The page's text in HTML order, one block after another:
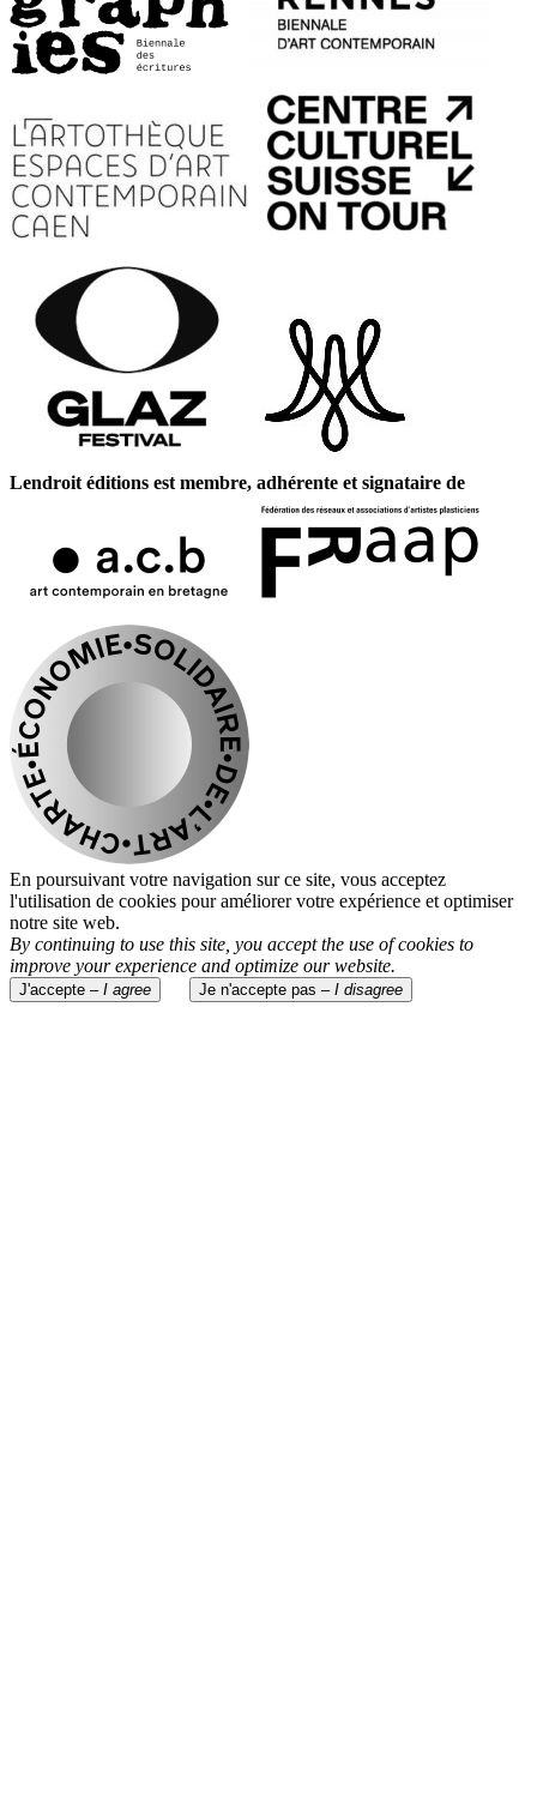
Lendroit éditions est membre, adhérente et signataire de
En poursuivant votre navigation sur ce site, vous acceptez
l'utilisation de cookies pour améliorer votre expérience et optimiser
notre site web.
By continuing to use this site, you accept the use of cookies to
improve your experience and optimize our website.
J'accepte – I agree Je n'accepte pas – I disagree